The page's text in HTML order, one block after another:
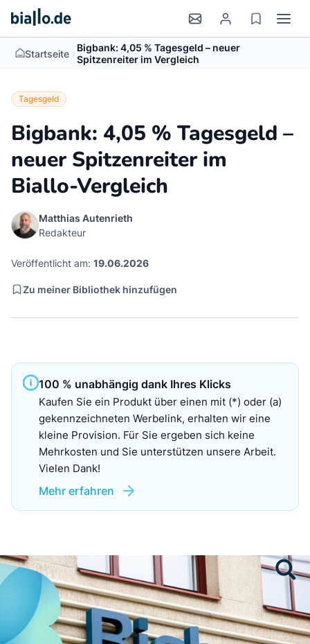
Startseite > Bigbank: 4,05 % Tagesgeld – neuer
Spitzenreiter im Vergleich
Tagesgeld
Bigbank: 4,05 % Tagesgeld –
neuer Spitzenreiter im
Biallo-Vergleich
Matthias Autenrieth
Redakteur
Veröffentlicht am: 19.06.2026
Zu meiner Bibliothek hinzufügen
100 % unabhängig dank Ihres Klicks
Kaufen Sie ein Produkt über einen mit (*) oder (a)
gekennzeichneten Werbelink, erhalten wir eine
kleine Provision. Für Sie ergeben sich keine
Mehrkosten und Sie unterstützen unsere Arbeit.
Vielen Dank!
Mehr erfahren